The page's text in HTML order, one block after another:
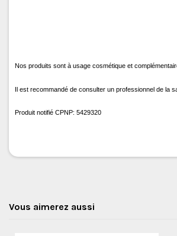
Nos produits sont à usage cosmétique et
Il est recommandé de consulter un professionnel de la
Produit notifié CPNP: 5429320
Vous aimerez aussi